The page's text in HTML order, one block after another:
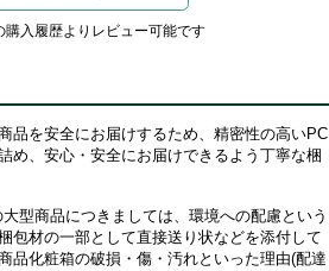
購入履歴よりレビュー可能です
品を安全にお届けするため、精密性の高いPC
め、安心・安全にお届けできるよう丁寧な梱
型商品につきましては、環境への配慮という
包材の一部として直接送り状などを添付して
品化粧箱の破損・傷・汚れといった理由(配達